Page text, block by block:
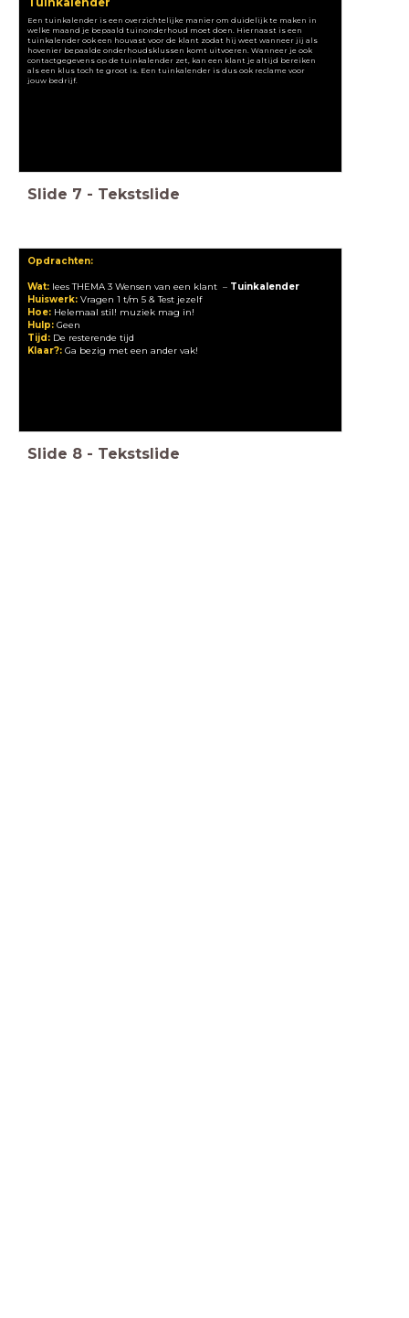
Tuinkalender
Een tuinkalender is een overzichtelijke manier om duidelijk te maken in
welke maand je bepaald tuinonderhoud moet doen. Hiernaast is een
tuinkalender ook een houvast voor de klant zodat hij weet wanneer jij als
hovenier bepaalde onderhoudsklussen komt uitvoeren. Wanneer je ook
contactgegevens op de tuinkalender zet, kan een klant je altijd bereiken
als een klus toch te groot is. Een tuinkalender is dus ook reclame voor
jouw bedrijf.
Slide 7 - Tekstslide
Opdrachten:
Wat: lees THEMA 3 Wensen van een klant – Tuinkalender
Huiswerk: Vragen 1 t/m 5 & Test jezelf
Hoe: Helemaal stil! muziek mag in!
Hulp:Geen
Tijd: De resterende tijd
Klaar?:Ga bezig met een ander vak!
Slide 8 - Tekstslide